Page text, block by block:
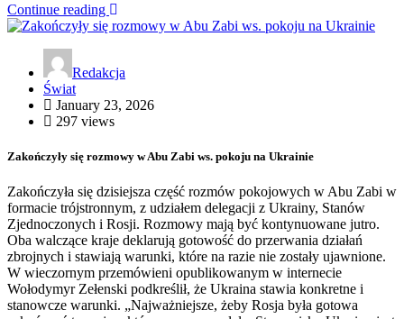
Continue reading
Redakcja
Świat
January 23, 2026
297 views
Zakończyły się rozmowy w Abu Zabi ws. pokoju na Ukrainie
Zakończyła się dzisiejsza część rozmów pokojowych w Abu Zabi w
formacie trójstronnym, z udziałem delegacji z Ukrainy, Stanów
Zjednoczonych i Rosji. Rozmowy mają być kontynuowane jutro.
Oba walczące kraje deklarują gotowość do przerwania działań
zbrojnych i stawiają warunki, które na razie nie zostały ujawnione.
W wieczornym przemówieni opublikowanym w internecie
Wołodymyr Zełenski podkreślił, że Ukraina stawia konkretne i
stanowcze warunki. „Najważniejsze, żeby Rosja była gotowa